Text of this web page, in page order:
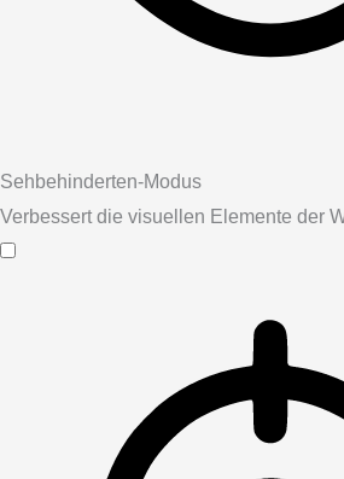
Sehbehinderten-Modus
Verbessert die visuellen Elemente der